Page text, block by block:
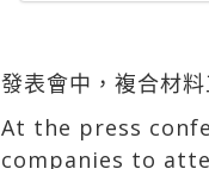
發表會中，複合材
At the press
companies to